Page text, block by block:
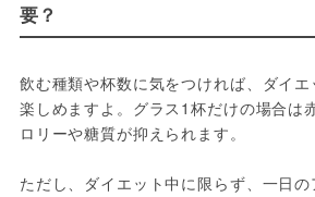
要？
飲む種類や杯数に気をつければ、ダイ
楽しめますよ。グラス1杯だけの場合は
ロリーや糖質が抑えられます。
ただし、ダイエット中に限らず、一日